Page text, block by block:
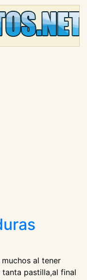
al tener
pastilla,al final